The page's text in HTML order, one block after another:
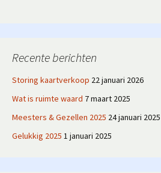
Recente berichten
Storing kaartverkoop 22 januari 2026
Wat is ruimte waard 7 maart 2025
Meesters & Gezellen 2025 24 januari 2025
Gelukkig 2025 1 januari 2025